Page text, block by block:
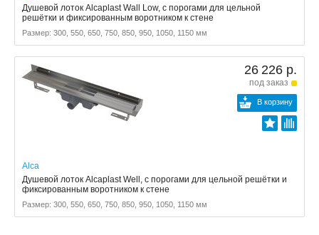
Душевой лоток Alcaplast Wall Low, с порогами для цельной
решётки и фиксированным воротником к стене
Размер: 300, 550, 650, 750, 850, 950, 1050, 1150 мм
26 226 р.
под заказ
В корзину
Alca
Душевой лоток Alcaplast Well, с порогами для цельной решётки и
фиксированным воротником к стене
Размер: 300, 550, 650, 750, 850, 950, 1050, 1150 мм